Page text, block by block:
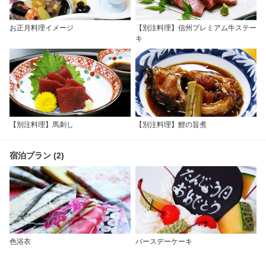
お正月料理イメージ
【別注料理】信州プレミアム牛ステー
キ
【別注料理】馬刺し 【別注料理】鯉の旨煮
宿泊プラン (2)
色浴衣 バースデーケーキ